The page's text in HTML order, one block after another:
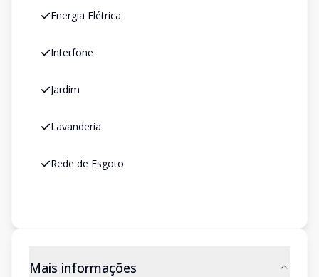
Energia Elétrica
Interfone
Jardim
Lavanderia
Rede de Esgoto
Mais informações